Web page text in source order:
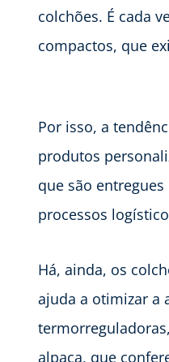
colchões. É cada
compactos, que
Por isso, a
produtos
que são
processos
Há, ainda, os
ajuda a otimizar a
alpaca, que